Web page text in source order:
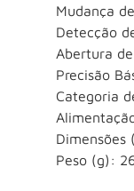
Mudança
Detecção
Abertura
Precisão
Categoria
Dimensões
Peso (g):